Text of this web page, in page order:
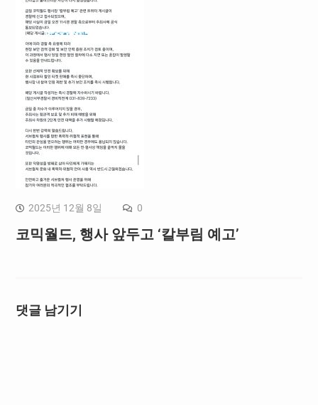
2025년 12월 8일 0
코믹월드, 행사 앞두고 ‘칼부림 예고’
댓글 남기기